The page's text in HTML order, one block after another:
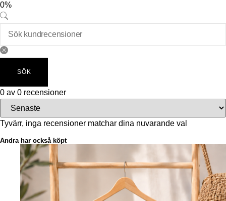
0%
SÖK
0 av 0 recensioner
Tyvärr, inga recensioner matchar dina nuvarande val
Andra har också köpt